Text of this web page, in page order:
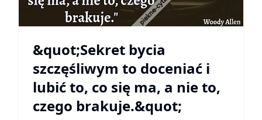
&quot;Sekret bycia
szczęśliwym to doceniać i
lubić to, co się ma, a nie to,
czego brakuje.&quot;